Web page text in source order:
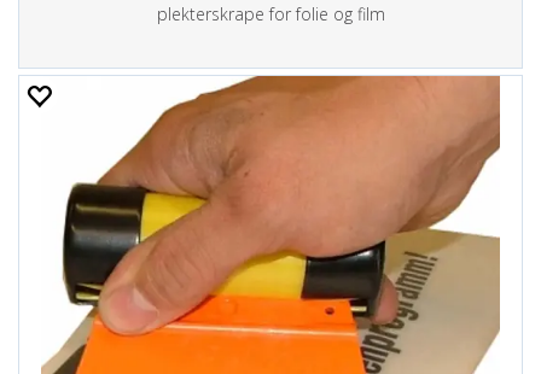
plekterskrape for folie og film